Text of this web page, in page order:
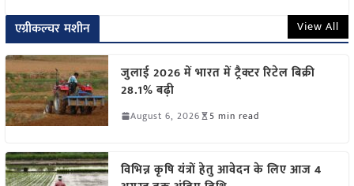
एग्रीकल्चर मशीन View All
जुलाई 2026 में भारत में ट्रैक्टर रिटेल बिक्री
28.1% बढ़ी
August 6, 2026 5 min read
विभिन्न कृषि यंत्रों हेतु आवेदन के लिए आज 4